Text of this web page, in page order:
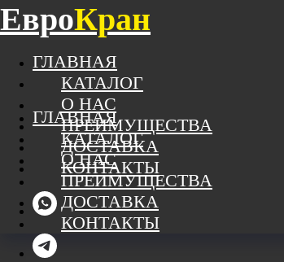
ЕвроКран
ГЛАВНАЯ
КАТАЛОГ
О НАС
ПРЕИМУЩЕСТВА
ДОСТАВКА
КОНТАКТЫ
ГЛАВНАЯ
КАТАЛОГ
О НАС
ПРЕИМУЩЕСТВА
ДОСТАВКА
КОНТАКТЫ